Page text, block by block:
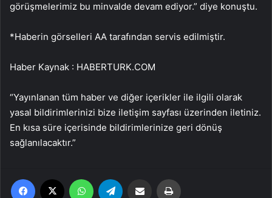
görüşmelerimiz bu minvalde devam ediyor.” diye konuştu.
*Haberin görselleri AA tarafından servis edilmiştir.
Haber Kaynak : HABERTURK.COM
“Yayınlanan tüm haber ve diğer içerikler ile ilgili olarak
yasal bildirimlerinizi bize iletişim sayfası üzerinden iletiniz.
En kısa süre içerisinde bildirimlerinize geri dönüş
sağlanılacaktır.”
Facebook WhatsApp Email'den paylaş